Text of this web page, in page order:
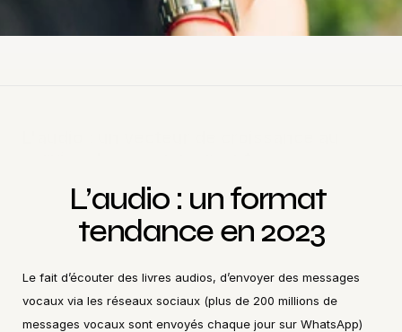
L’audio : un format
tendance en 2023
Le fait d’écouter des livres audios, d’envoyer des messages
vocaux via les réseaux sociaux (plus de 200 millions de
messages vocaux sont envoyés chaque jour sur WhatsApp)